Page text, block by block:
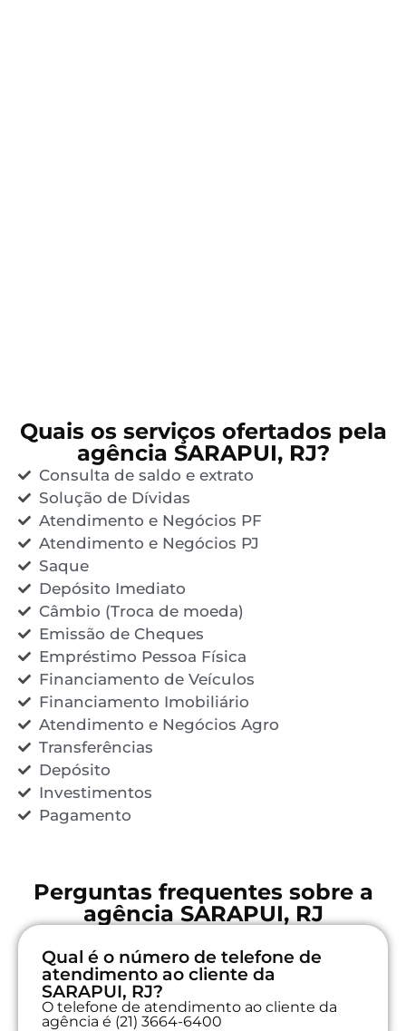
Quais os serviços ofertados pela
agência SARAPUI, RJ?
Consulta de saldo e extrato
Solução de Dívidas
Atendimento e Negócios PF
Atendimento e Negócios PJ
Saque
Depósito Imediato
Câmbio (Troca de moeda)
Emissão de Cheques
Empréstimo Pessoa Física
Financiamento de Veículos
Financiamento Imobiliário
Atendimento e Negócios Agro
Transferências
Depósito
Investimentos
Pagamento
Perguntas frequentes sobre a
agência SARAPUI, RJ
Qual é o número de telefone de
atendimento ao cliente da
SARAPUI, RJ?
O telefone de atendimento ao cliente da
agência é (21) 3664-6400